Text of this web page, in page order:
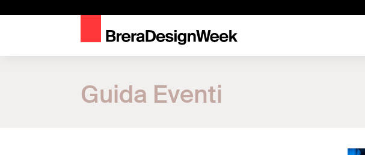
Novelties 2026Guida Eventi